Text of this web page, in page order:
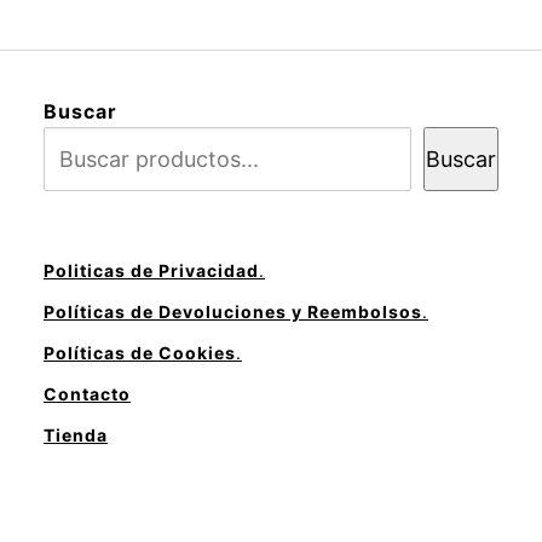
Buscar
Buscar
Politicas de Privacidad.
Políticas de Devoluciones y Reembolsos.
Políticas de Cookies.
Contacto
Tienda